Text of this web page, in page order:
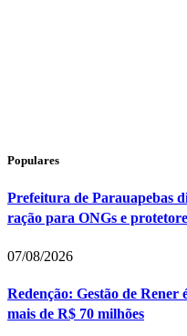
Populares
Prefeitura de Parauapebas
ração para ONGs e
07/08/2026
Redenção: Gestão de Rener
mais de R$ 70 milhões